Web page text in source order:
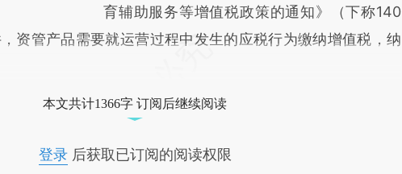
育辅助服务等增值税政策的通知》（下称140
资管产品需要就运营过程中发生的应税行为缴纳增值税，纳
本文共计1366字 订阅后继续阅读
登录后获取已订阅的阅读权限